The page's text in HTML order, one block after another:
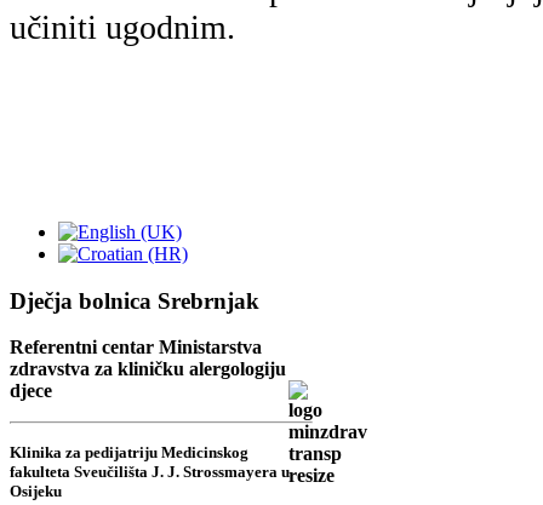
učiniti ugodnim.
Dječja bolnica Srebrnjak
Referentni centar Ministarstva
zdravstva za kliničku alergologiju
djece
Klinika za pedijatriju Medicinskog
fakulteta Sveučilišta J. J. Strossmayera u
Osijeku